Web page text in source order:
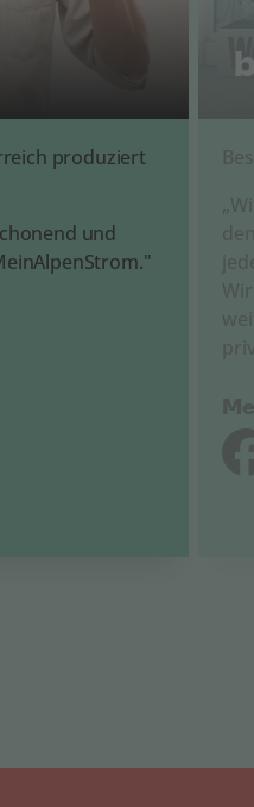
produziert
und